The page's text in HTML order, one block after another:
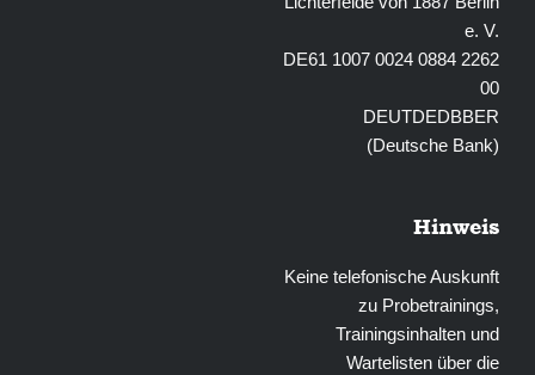
e. V.
DE61 1007 0024 0884 2262
00
DEUTDEDBBER
(Deutsche Bank)
Hinweis
Keine telefonische Auskunft
zu Probetrainings,
Trainingsinhalten und
Wartelisten über die